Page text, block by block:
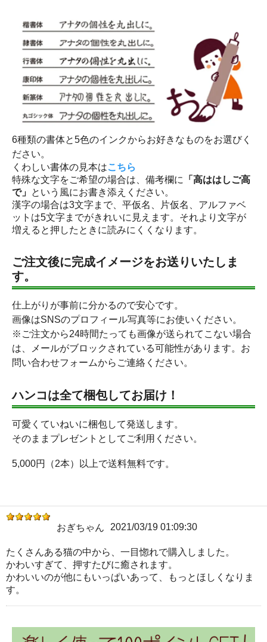
6種類の書体と5色のインクからお好きなものをお選びく
ださい。
くわしい書体の見本はこちら
特殊な文字をご希望の場合は、備考欄に
「高ははしご高
で」 という風にお書き添えください。
漢字の場合は3文字まで、平仮名、片仮名、アルファベ
ットは5文字までがきれいに見えます。それより文字が
増えると押したときに読みにくくなります。
ご注文後に完成イメージをお送りいたしま
す。
仕上がりが事前に分かるので安心です。
画像はSNSのプロフィール写真等にお使いください。
※ご注文から24時間たっても画像が送られてこない場合
は、メールがブロックされている可能性があります。お
問い合わせフォームからご連絡ください。
ハンコは全て梱包してお届け！
可愛くていねいに梱包して発送します。
そのままプレゼントとしてご利用ください。
5,000円（2本）以上で送料無料です。
おぎちゃん 2021/03/19 01:09:30
たくさんある猫の中から、一目惚れで購入しました。
かわいすぎて、押すたびに癒されます。
かわいいのが他にもいっぱいあって、もっとほしくなりま
す。